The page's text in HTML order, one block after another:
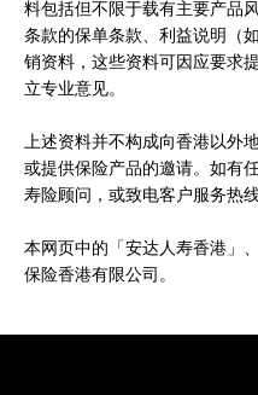
料包括但不限于载有主要产品
条款的保单条款、利益说明（
销资料，这些资料可因应要求
立专业意见。
上述资料并不构成向香港以外
或提供保险产品的邀请。如有
寿险顾问，或致电客户服务热
本网页中的「安达人寿香港」
保险香港有限公司。